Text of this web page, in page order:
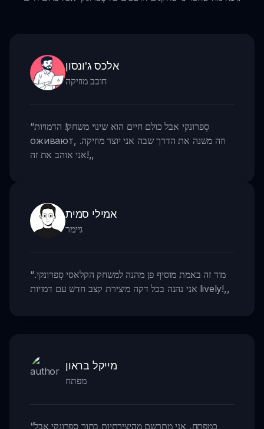
אלכס ג'ונסון
חובב מוזיקה
“סְפרונקי אבל כולם חיים הוא שינוי משחק! הדמויות
оживают, וזה משנה את הדרך שבה אני יוצר מוזיקה.
אני אוהב את זה!,,
אמילי סמית
גיימר
“מוד זה באמת מוסיף פן מהנה למשחק הקלאסי סְפרונקי.
אני נהנה בכל דקה מיצירת קצב חדש עם דמויות lively!,,
מייקל בראון
מפתח
“כמפתח, אני מתרשם מהיצירתיות בתוך סְפרונקי אבל